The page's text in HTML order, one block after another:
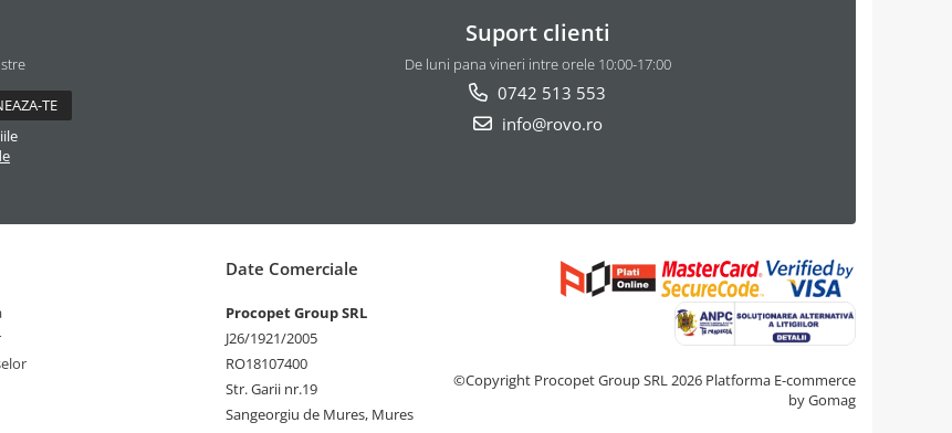
Suport clienti
De luni pana vineri intre orele 10:00-17:00
0742 513 553
info@rovo.ro
Date Comerciale
Procopet Group SRL
J26/1921/2005
RO18107400
Str. Garii nr.19
Sangeorgiu de Mures, Mures
©Copyright Procopet Group SRL 2026 Platforma E-commerce
by Gomag